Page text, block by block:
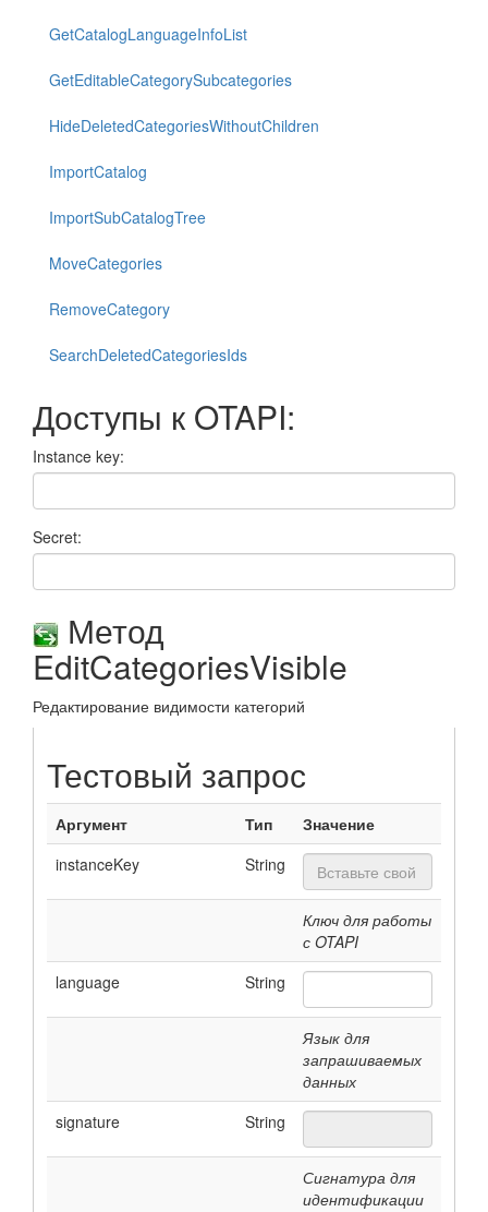
GetCatalogLanguageInfoList
GetEditableCategorySubcategories
HideDeletedCategoriesWithoutChildren
ImportCatalog
ImportSubCatalogTree
MoveCategories
RemoveCategory
SearchDeletedCategoriesIds
Доступы к OTAPI:
Instance key:
Secret:
Метод
EditCategoriesVisible
Редактирование видимости категорий
Тестовый запрос
Аргумент Тип
Значение
instanceKey
String
Ключ для работы
с OTAPI
language
String
Язык для
запрашиваемых
данных
signature
String
Сигнатура для
идентификации